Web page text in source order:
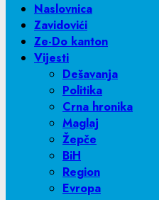
Naslovnica
Zavidovići
Ze-Do kanton
Vijesti
Dešavanja
Politika
Crna hronika
Maglaj
Žepče
BiH
Region
Evropa